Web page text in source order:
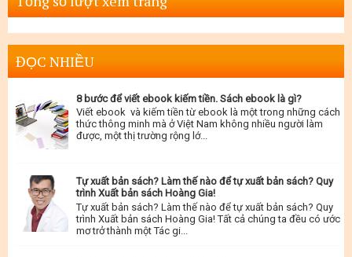
ĐỌC NHIỀU
8 bước để viết ebook kiếm tiền. Sách ebook là gì?
Viết ebook và kiếm tiền từ ebook là một trong những cách
thức thông minh mà ở Việt Nam không nhiều người làm
được, một thị trường rộng lớ...
Tự xuất bản sách? Làm thế nào để tự xuất bản sách? Quy
trình Xuất bản sách Hoàng Gia!
Tự xuất bản sách? Làm thế nào để tự xuất bản sách? Quy
trình Xuất bản sách Hoàng Gia! Tất cả chúng ta đều có ước
mơ trở thành một Tác gi...